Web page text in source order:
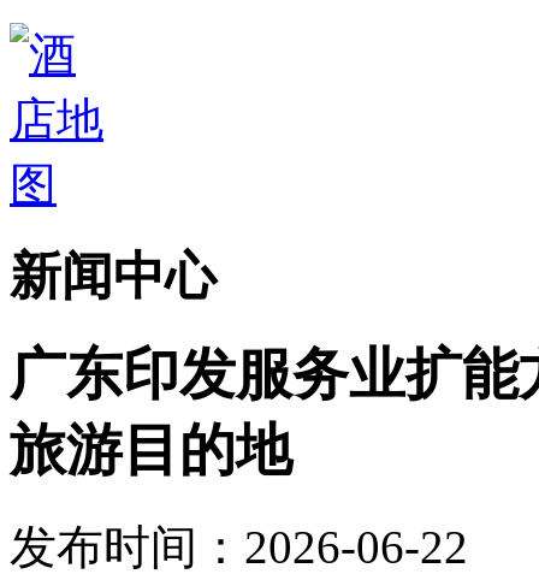
新闻中心
广东印发服务业扩
旅游目的地
发布时间：2026-06-22